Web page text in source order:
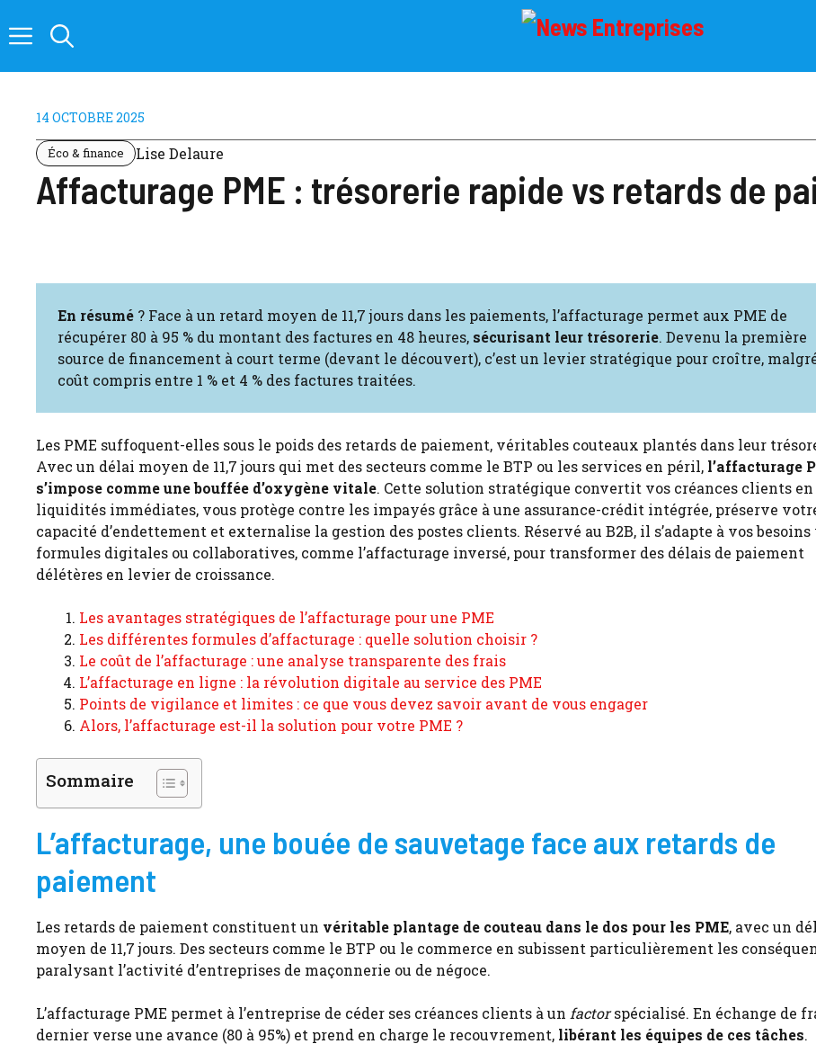
au
14 OCTOBRE 2025
Éco & finance Lise Delaure
Affacturage PME : trésorerie rapide vs retards de
En résumé ? Face à un retard moyen de 11,7 jours dans les paiements, l’affacturage permet aux PME de
récupérer 80 à 95 % du montant des factures en 48 heures, sécurisant leur trésorerie. Devenu la première
source de financement à court terme (devant le découvert), c’est un levier stratégique pour croître,
coût compris entre 1 % et 4 % des factures traitées.
Les PME suffoquent-elles sous le poids des retards de paiement, véritables couteaux plantés dans leur
Avec un délai moyen de 11,7 jours qui met des secteurs comme le BTP ou les services en péril, l’affacturage
s’impose comme une bouffée d’oxygène vitale. Cette solution stratégique convertit vos créances clients en
liquidités immédiates, vous protège contre les impayés grâce à une assurance-crédit intégrée, préserve
capacité d’endettement et externalise la gestion des postes clients. Réservé au B2B, il s’adapte à vos besoins
formules digitales ou collaboratives, comme l’affacturage inversé, pour transformer des délais de paiement
délétères en levier de croissance.
Les avantages stratégiques de l’affacturage pour une PME
Les différentes formules d’affacturage : quelle solution choisir ?
Le coût de l’affacturage : une analyse transparente des frais
L’affacturage en ligne : la révolution digitale au service des PME
Points de vigilance et limites : ce que vous devez savoir avant de vous engager
Alors, l’affacturage est-il la solution pour votre PME ?
Sommaire
L’affacturage, une bouée de sauvetage face aux retards de
paiement
Les retards de paiement constituent un véritable plantage de couteau dans le dos pour les PME, avec un
moyen de 11,7 jours. Des secteurs comme le BTP ou le commerce en subissent particulièrement les
paralysant l’activité d’entreprises de maçonnerie ou de négoce.
L’affacturage PME permet à l’entreprise de céder ses créances clients à un factorspécialisé. En échange de
dernier verse une avance (80 à 95%) et prend en charge le recouvrement, libérant les équipes de ces tâches.